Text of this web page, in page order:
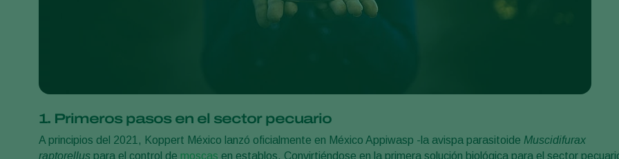
1. Primeros pasos en el sector pecuario
A principios del 2021, Koppert México lanzó oficialmente en México Appiwasp -la avispa parasitoide Muscidifurax
raptorellus para el control de moscas en establos. Convirtiéndose en la primera solución biológica para el sector